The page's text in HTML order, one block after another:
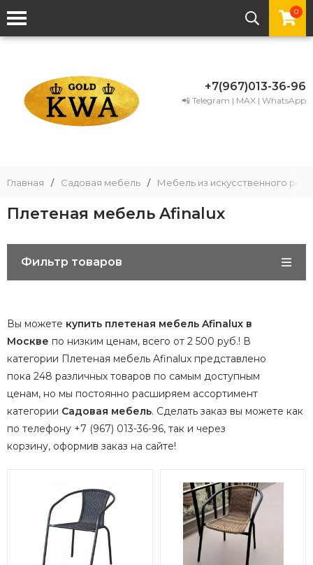
0
+7(967)013-36-96
📲 Telegram | MAX | WhatsApp
Главная / Садовая мебель / Мебель из искусственного
Плетеная мебель Afinalux
Фильтр товаров
Вы можете купить плетеная мебель Afinalux в
Москве по низким ценам, всего от 2 500 руб.! В
категории Плетеная мебель Afinalux представлено
пока 248 различных товаров по самым доступным
ценам, но мы постоянно расширяем ассортимент
категории Садовая мебель. Сделать заказ вы можете как
по телефону +7 (967) 013-36-96, так и через
корзину, оформив заказ на сайте!